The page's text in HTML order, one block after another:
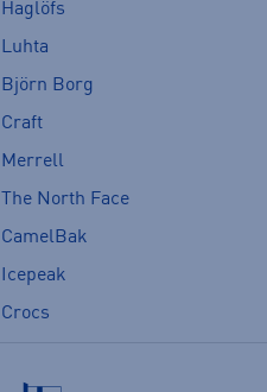
Haglöfs
Luhta
Björn Borg
Craft
Merrell
The North Face
CamelBak
Icepeak
Crocs